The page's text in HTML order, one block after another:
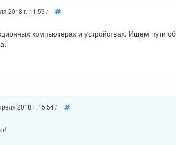
2018 г. 11:59 /
компьютерах и устройствах. Ищем пути
2018 г. 15:54 /